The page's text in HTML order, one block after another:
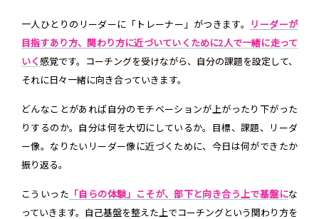
一人ひとりのリーダーに「トレーナー」がつきます。
リーダーが
目指すあり方、関わり方に近づいていくために2人で一緒に走って
いく 感覚です。コーチングを受けながら、自分の課題を設定して、
それに日々一緒に向き合っていきます。
どんなことがあれば自分のモチベーションが上がったり下がった
りするのか。自分は何を大切にしているか。目標、課題、リーダ
ー像。なりたいリーダー像に近づくために、今日は何ができたか
振り返る。
こういった 「自らの体験」こそが、部下と向き合う上で基盤にな
っていきます。自己基盤を整えた上でコーチングという関わり方を